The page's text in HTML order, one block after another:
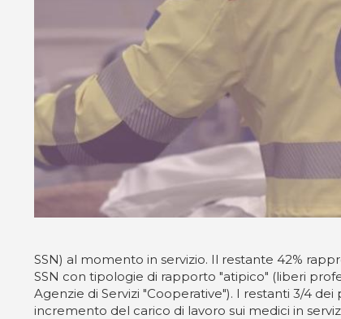
SSN) al momento in servizio. Il restante 42%
SSN con tipologie di rapporto "atipico" (liberi
Agenzie di Servizi "Cooperative"). I restanti 3/4
incremento del carico di lavoro sui medici in